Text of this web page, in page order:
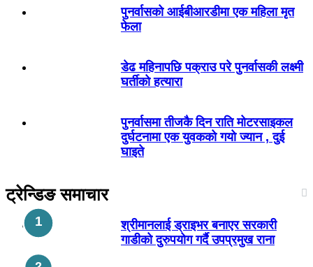
पुनर्वासको आईबीआरडीमा एक महिला मृत
फेला
डेढ महिनापछि पक्राउ परे पुनर्वासकी लक्ष्मी
घर्तीको हत्यारा
पुनर्वासमा तीजकै दिन राति मोटरसाइकल
दुर्घटनामा एक युवकको गयो ज्यान , दुई
घाइते
ट्रेन्डिङ समाचार
श्रीमानलाई ड्राइभर बनाएर सरकारी
गाडीको दुरुपयोग गर्दै उपप्रमुख राना